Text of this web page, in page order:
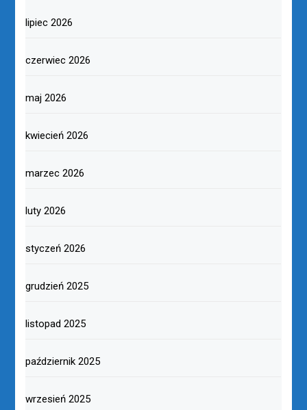
lipiec 2026
czerwiec 2026
maj 2026
kwiecień 2026
marzec 2026
luty 2026
styczeń 2026
grudzień 2025
listopad 2025
październik 2025
wrzesień 2025